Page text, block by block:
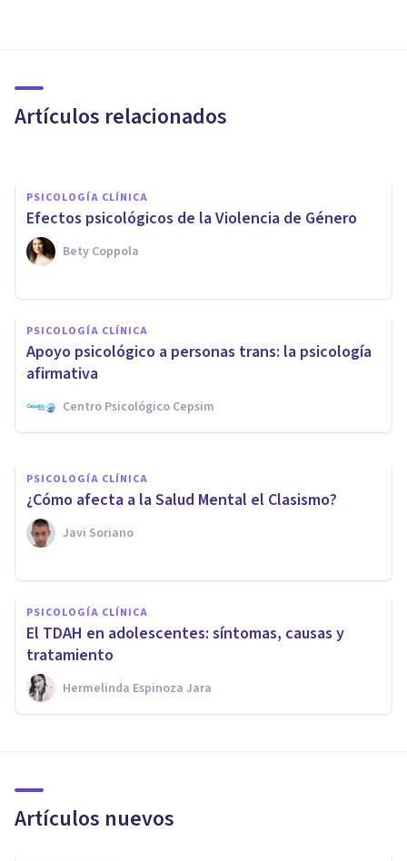
Artículos relacionados
género o trastorno psicológico?
PSICOLOGÍA CLÍNICA
Efectos psicológicos de la Violencia de Género
Bety Coppola
PSICOLOGÍA CLÍNICA
Apoyo psicológico a personas trans: la psicología
afirmativa
Centro Psicológico Cepsim
Los cambios psicológicos que
se producen tras la maternidad
Paloma Rey
PSICOLOGÍA CLÍNICA
¿Cómo afecta a la Salud Mental el Clasismo?
Javi Soriano
PSICOLOGÍA CLÍNICA
El TDAH en adolescentes: síntomas, causas y
tratamiento
Hermelinda Espinoza Jara
Artículos nuevos